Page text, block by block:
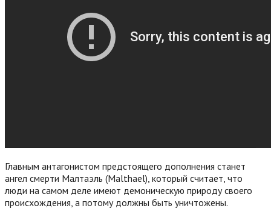
Главным антагонистом предстоящего дополнения станет
ангел смерти Малтаэль (Malthael), который считает, что
люди на самом деле имеют демоническую природу своего
происхождения, а потому должны быть уничтожены.